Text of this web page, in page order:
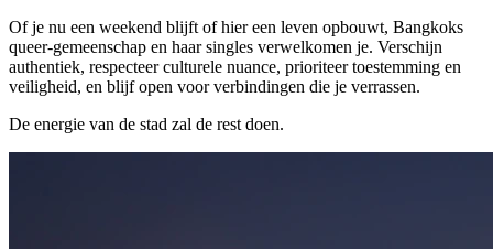
Of je nu een weekend blijft of hier een leven opbouwt, Bangkoks
queer-gemeenschap en haar singles verwelkomen je. Verschijn
authentiek, respecteer culturele nuance, prioriteer toestemming en
veiligheid, en blijf open voor verbindingen die je verrassen.
De energie van de stad zal de rest doen.